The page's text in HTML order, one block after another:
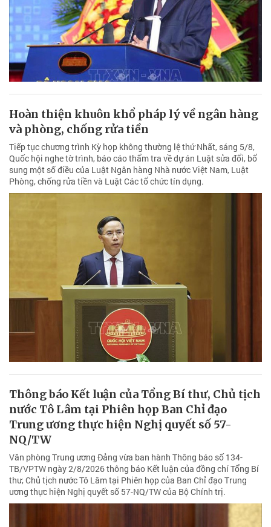
Hoàn thiện khuôn khổ pháp lý về ngân hàng
và phòng, chống rửa tiền
Tiếp tục chương trình Kỳ họp không thường lệ thứ Nhất, sáng 5/8,
Quốc hội nghe tờ trình, báo cáo thẩm tra về dự án Luật sửa đổi, bổ
sung một số điều của Luật Ngân hàng Nhà nước Việt Nam, Luật
Phòng, chống rửa tiền và Luật Các tổ chức tín dụng.
Thông báo Kết luận của Tổng Bí thư, Chủ tịch
nước Tô Lâm tại Phiên họp Ban Chỉ đạo
Trung ương thực hiện Nghị quyết số 57-
NQ/TW
Văn phòng Trung ương Đảng vừa ban hành Thông báo số 134-
TB/VPTW ngày 2/8/2026 thông báo Kết luận của đồng chí Tổng Bí
thư, Chủ tịch nước Tô Lâm tại Phiên họp của Ban Chỉ đạo Trung
ương thực hiện Nghị quyết số 57-NQ/TW của Bộ Chính trị.